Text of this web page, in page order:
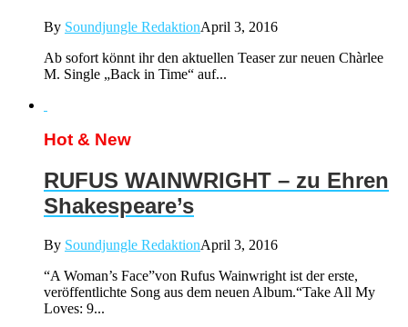
By Soundjungle RedaktionApril 3, 2016
Ab sofort könnt ihr den aktuellen Teaser zur neuen Chàrlee
M. Single „Back in Time“ auf...
Hot & New
RUFUS WAINWRIGHT – zu Ehren
Shakespeare’s
By Soundjungle RedaktionApril 3, 2016
“A Woman’s Face”von Rufus Wainwright ist der erste,
veröffentlichte Song aus dem neuen Album.“Take All My
Loves: 9...